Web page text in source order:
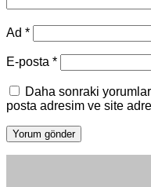
Ad *
E-posta *
Daha sonraki
posta adresim ve site